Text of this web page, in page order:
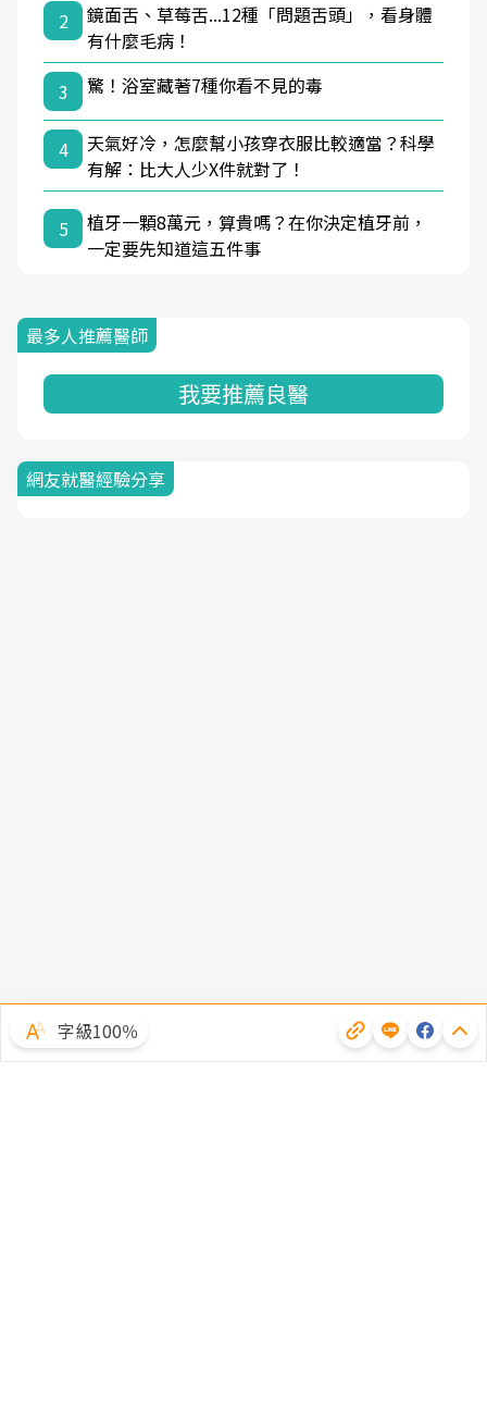
2
鏡面舌、草莓舌...12種「問題舌頭」，看身體
有什麼毛病！
3
驚！浴室藏著7種你看不見的毒
4
天氣好冷，怎麼幫小孩穿衣服比較適當？科學
有解：比大人少X件就對了！
5
植牙一顆8萬元，算貴嗎？在你決定植牙前，
一定要先知道這五件事
最多人推薦醫師
我要推薦良醫
網友就醫經驗分享
字級100％